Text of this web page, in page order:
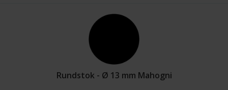
Rundstok - Ø 13 mm Mahogni